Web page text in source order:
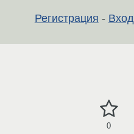
Регистрация - Вход
0